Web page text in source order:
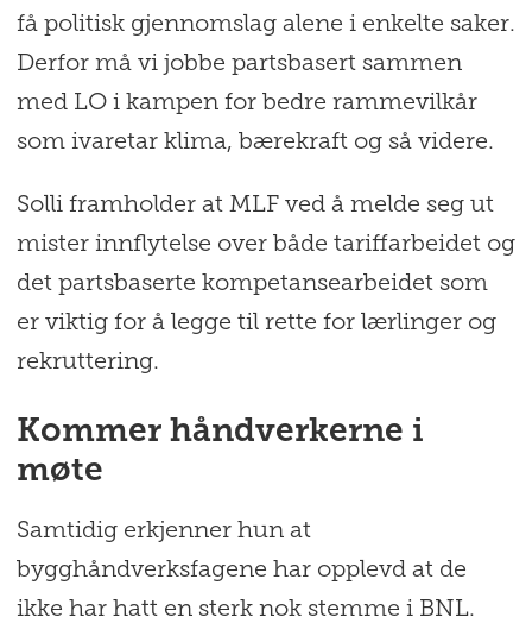
få politisk gjennomslag alene i enkelte saker.
Derfor må vi jobbe partsbasert sammen
med LO i kampen for bedre rammevilkår
som ivaretar klima, bærekraft og så videre.
Solli framholder at MLF ved å melde seg ut
mister innflytelse over både tariffarbeidet og
det partsbaserte kompetansearbeidet som
er viktig for å legge til rette for lærlinger og
rekruttering.
Kommer håndverkerne i
møte
Samtidig erkjenner hun at
bygghåndverksfagene har opplevd at de
ikke har hatt en sterk nok stemme i BNL.